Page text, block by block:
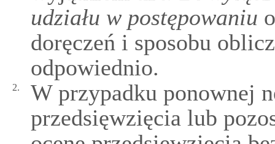
udziału w postępowaniu
doręczeń i sposobu
odpowiednio.
2.
W przypadku ponownej
przedsięwzięcia lub